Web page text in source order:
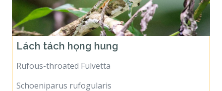
Lách tách họng hung
Rufous-throated Fulvetta
Schoeniparus rufogularis